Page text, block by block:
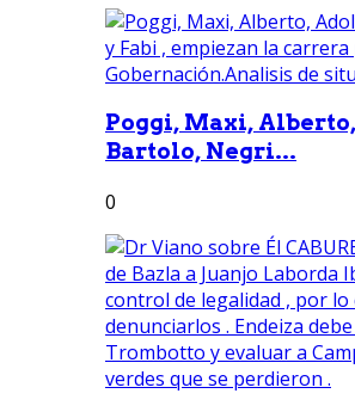
Poggi, Maxi,
Bartolo, Negri...
0